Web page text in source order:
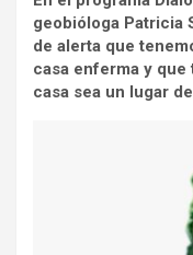
geobióloga Patricia
de alerta que
casa enferma y
casa sea un lugar